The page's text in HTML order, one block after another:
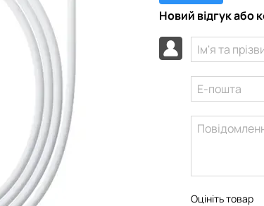
Новий відгук або
Оцініть товар